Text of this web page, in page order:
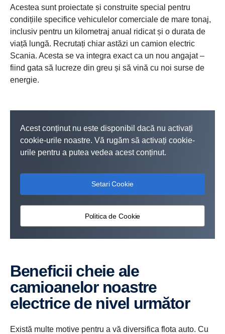
Acestea sunt proiectate și construite special pentru
condițiile specifice vehiculelor comerciale de mare tonaj,
inclusiv pentru un kilometraj anual ridicat și o durata de
viață lungă. Recrutați chiar astăzi un camion electric
Scania. Acesta se va integra exact ca un nou angajat –
fiind gata să lucreze din greu și să vină cu noi surse de
energie.
Acest conținut nu este disponibil dacă nu activați
cookie-urile noastre. Vă rugăm să activați cookie-
urile pentru a putea vedea acest conținut.
Setari Cookie
Politica de Cookie
Beneficii cheie ale
camioanelor noastre
electrice de nivel următor
Există multe motive pentru a vă diversifica flota auto. Cu